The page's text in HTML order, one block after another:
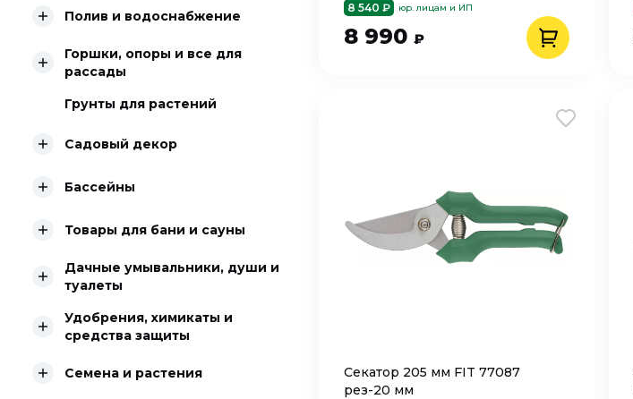
Полив и водоснабжение
Горшки, опоры и все для
рассады
Грунты для растений
Садовый декор
Бассейны
Товары для бани и сауны
Дачные умывальники, души и
туалеты
Удобрения, химикаты и
средства защиты
Семена и растения
8 540 ₽ юр. лицам и ИП
8 990 ₽
Секатор 205 мм FIT 77087
рез-20 мм